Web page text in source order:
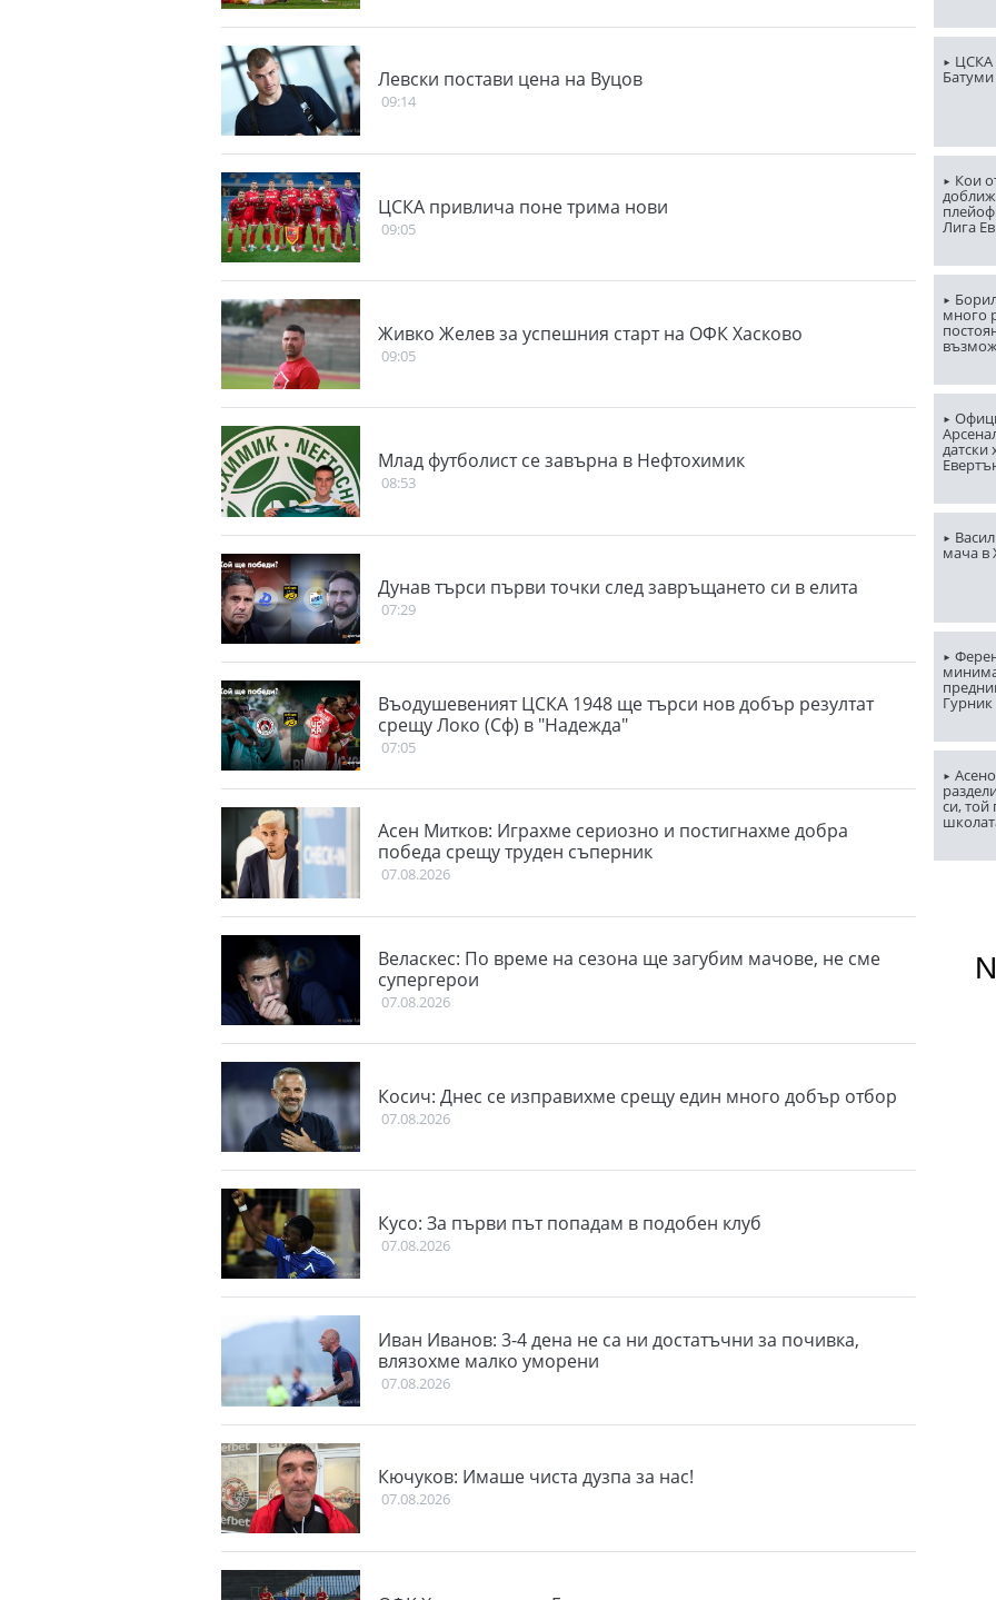
Левски постави цена на Вуцов
09:14
ЦСКА привлича поне трима нови
09:05
Живко Желев за успешния старт на ОФК Хасково
09:05
Млад футболист се завърна в Нефтохимик
08:53
Дунав търси първи точки след завръщането си в елита
07:29
Въодушевеният ЦСКА 1948 ще търси нов добър резултат
срещу Локо (Сф) в "Надежда"
07:05
Асен Митков: Играхме сериозно и постигнахме добра
победа срещу труден съперник
07.08.2026
Веласкес: По време на сезона ще загубим мачове, не сме
супергерои
07.08.2026
Косич: Днес се изправихме срещу един много добър отбор
07.08.2026
Кусо: За първи път попадам в подобен клуб
07.08.2026
Иван Иванов: 3-4 дена не са ни достатъчни за почивка,
влязохме малко уморени
07.08.2026
Кючуков: Имаше чиста дузпа за нас!
07.08.2026
ЦСКА
Батуми
Кои
Лига
много
датски
мача в
Гурник
си,